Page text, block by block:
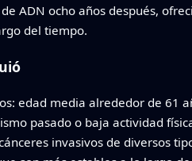
ADN ocho años después,
del tiempo.
edad media alrededor de 61
pasado o baja actividad
invasivos de diversos